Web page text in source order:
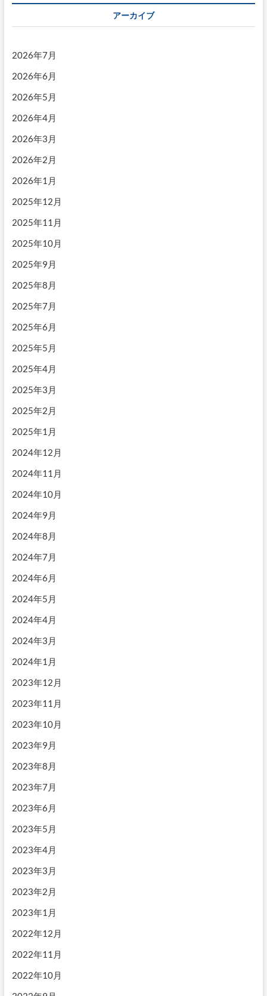
シ
ョ
ン
アーカイブ
2026年7月
2026年6月
2026年5月
2026年4月
2026年3月
2026年2月
2026年1月
2025年12月
2025年11月
2025年10月
2025年9月
2025年8月
2025年7月
2025年6月
2025年5月
2025年4月
2025年3月
2025年2月
2025年1月
2024年12月
2024年11月
2024年10月
2024年9月
2024年8月
2024年7月
2024年6月
2024年5月
2024年4月
2024年3月
2024年1月
2023年12月
2023年11月
2023年10月
2023年9月
2023年8月
2023年7月
2023年6月
2023年5月
2023年4月
2023年3月
2023年2月
2023年1月
2022年12月
2022年11月
2022年10月